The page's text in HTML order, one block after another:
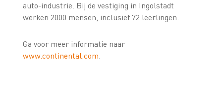
auto-industrie. Bij de vestiging in Ingolstadt
werken 2000 mensen, inclusief 72 leerlingen.
Ga voor meer informatie naar
www.continental.com